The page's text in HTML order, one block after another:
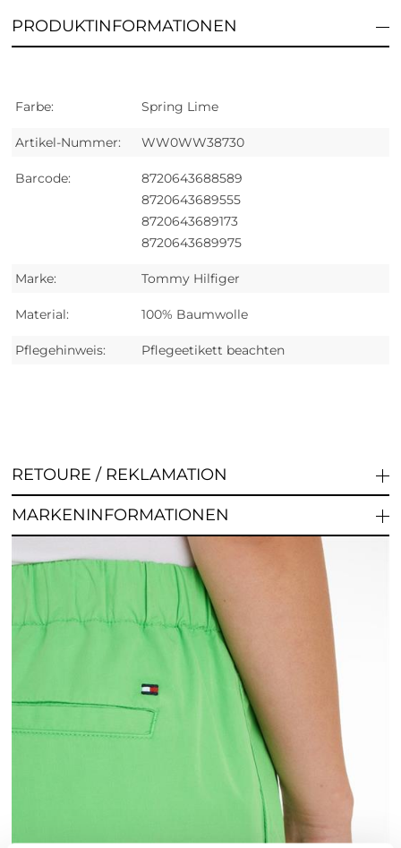
PRODUKTINFORMATIONEN
Farbe: Spring Lime
Artikel-Nummer: WW0WW38730
Barcode:
8720643688589
8720643689555
8720643689173
8720643689975
Marke: Tommy Hilfiger
Material: 100% Baumwolle
Pflegehinweis: Pflegeetikett beachten
RETOURE / REKLAMATION
MARKENINFORMATIONEN